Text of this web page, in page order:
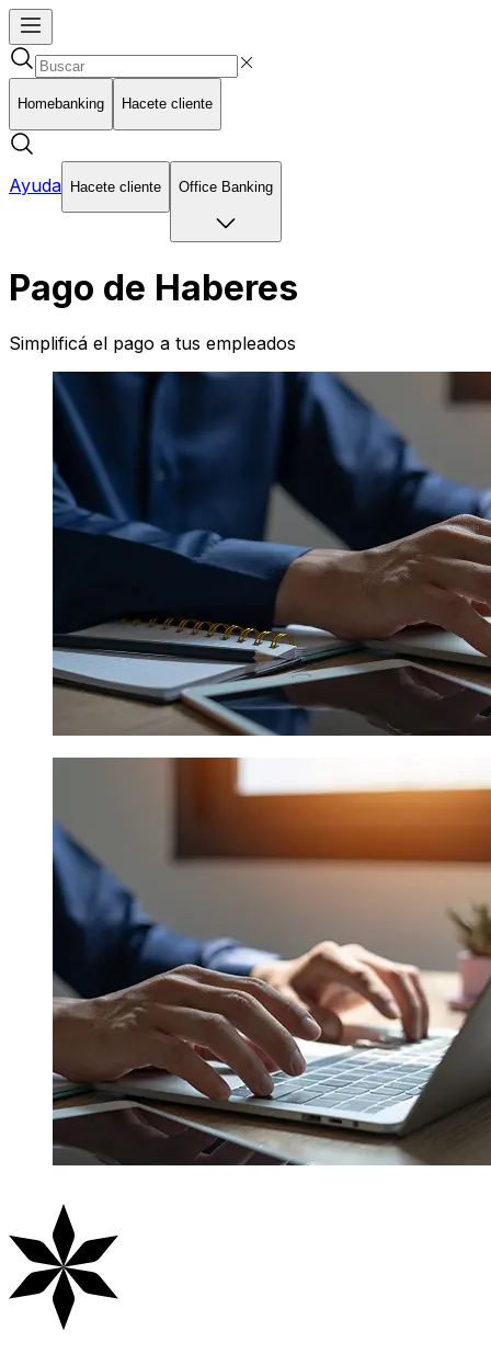
Homebanking Hacete cliente
Ayuda Hacete cliente Office Banking
Pago de Haberes
Simplificá el pago a tus empleados